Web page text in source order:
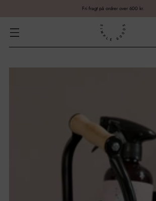
Fri fragt på ordrer over 600 kr.